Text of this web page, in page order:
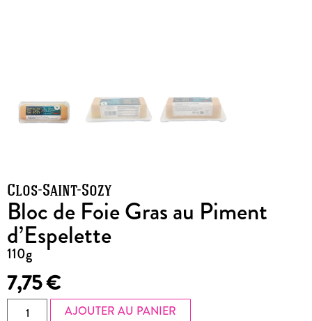
Clos-Saint-Sozy
Bloc de Foie Gras au Piment
d’Espelette
110g
7,75€
AJOUTER AU PANIER